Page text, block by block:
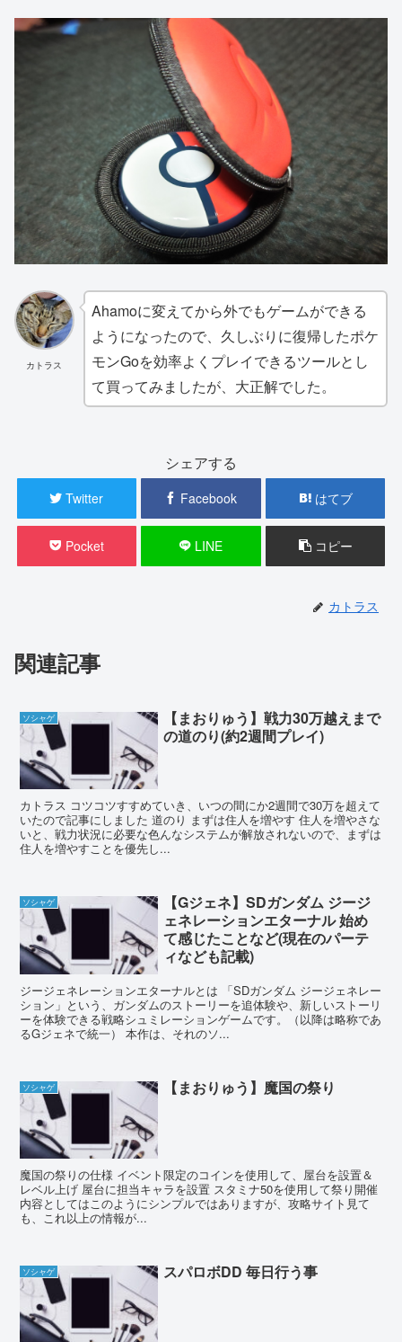
カトラス
Ahamoに変えてから外でもゲームができる
ようになったので、久しぶりに復帰したポケ
モンGoを効率よくプレイできるツールとし
て買ってみましたが、大正解でした。
シェアする
Twitter Facebook はてブ
Pocket LINE コピー
カトラス
関連記事
ソシャゲ
【まおりゅう】戦力30万越えまで
の道のり(約2週間プレイ)
カトラス コツコツすすめていき、いつの間にか2週間で30万を超えて
いたので記事にしました 道のり まずは住人を増やす 住人を増やさな
いと、戦力状況に必要な色んなシステムが解放されないので、まずは
住人を増やすことを優先し...
ソシャゲ
【Gジェネ】SDガンダム ジージ
ェネレーションエターナル 始め
て感じたことなど(現在のパーテ
ィなども記載)
ジージェネレーションエターナルとは 「SDガンダム ジージェネレー
ション」という、ガンダムのストーリーを追体験や、新しいストーリ
ーを体験できる戦略シュミレーションゲームです。（以降は略称であ
るGジェネで統一） 本作は、それのソ...
ソシャゲ 【まおりゅう】魔国の祭り
魔国の祭りの仕様 イベント限定のコインを使用して、屋台を設置＆
レベル上げ 屋台に担当キャラを設置 スタミナ50を使用して祭り開催
内容としてはこのようにシンプルではありますが、攻略サイト見て
も、これ以上の情報が...
ソシャゲ スパロボDD 毎日行う事